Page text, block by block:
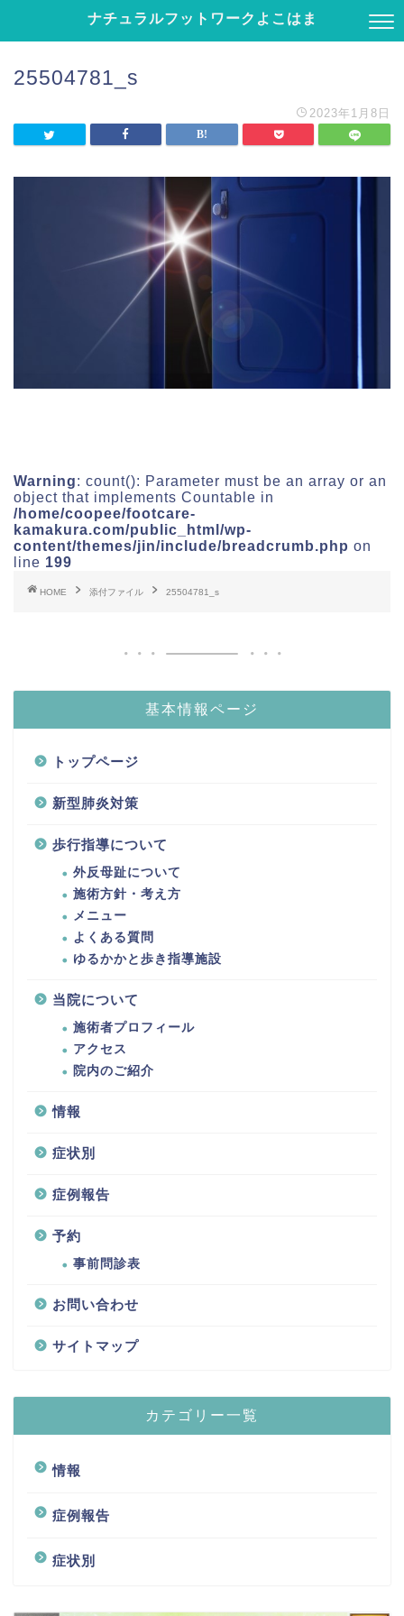
ナチュラルフットワークよこはま
25504781_s
2023年1月8日
Warning: count(): Parameter must be an array or an
object that implements Countable in
/home/coopee/footcare-
kamakura.com/public_html/wp-
content/themes/jin/include/breadcrumb.php on
line 199
HOME 添付ファイル 25504781_s
基本情報ページ
トップページ
新型肺炎対策
歩行指導について
外反母趾について
施術方針・考え方
メニュー
よくある質問
ゆるかかと歩き指導施設
当院について
施術者プロフィール
アクセス
院内のご紹介
情報
症状別
症例報告
予約
事前問診表
お問い合わせ
サイトマップ
カテゴリー一覧
情報
症例報告
症状別